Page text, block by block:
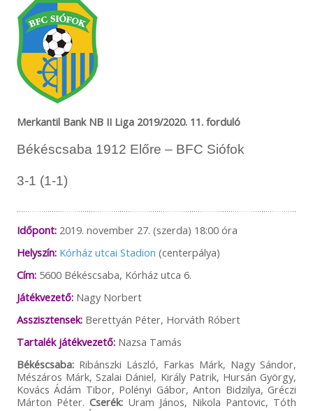
Merkantil Bank NB II Liga 2019/2020. 11. forduló
Békéscsaba 1912 Előre – BFC Siófok
3-1 (1-1)
Időpont:2019. november 27. (szerda) 18:00 óra
Helyszín: Kórház utcai Stadion (centerpálya)
Cím:5600 Békéscsaba, Kórház utca 6.
Játékvezető:Nagy Norbert
Asszisztensek: Berettyán Péter, Horváth Róbert
Tartalék játékvezető: Nazsa Tamás
Békéscsaba:Ribánszki László, Farkas Márk, Nagy Sándor,
Mészáros Márk, Szalai Dániel, Király Patrik, Hursán György,
Kovács Ádám Tibor, Polényi Gábor, Anton Bidzilya, Gréczi
Márton Péter. Cserék:Uram János, Nikola Pantovic, Tóth